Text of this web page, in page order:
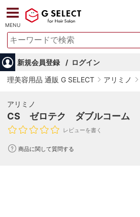
MENU
新規会員登録
ログイン
理美容用品 通販 G SELECT
アリミノ
アリミノ
CS ゼロテク ダブルコーム
レビューを書く
商品に関して質問する